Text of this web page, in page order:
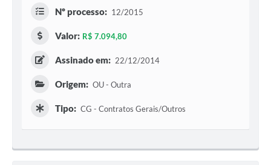
Nº processo: 12/2015
Valor: R$ 7.094,80
Assinado em: 22/12/2014
Origem: OU - Outra
Tipo: CG - Contratos Gerais/Outros